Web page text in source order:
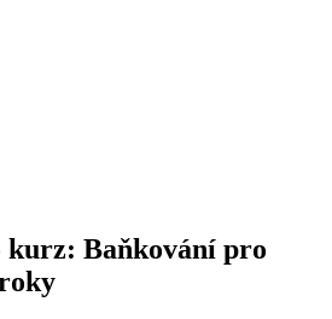
kurz: Baňkování pro